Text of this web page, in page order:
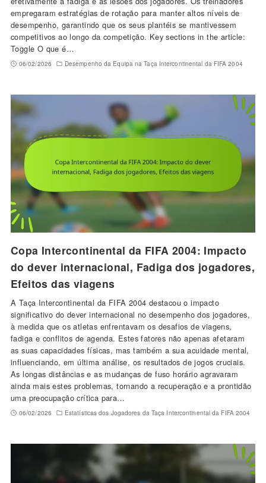
empregaram estratégias de rotação para manter altos níveis de
desempenho, garantindo que os seus plantéis se mantivessem
competitivos ao longo da competição. Key sections in the article:
Toggle O que é…
06/02/2026 Desempenho da Equipa na Taça Intercontinental da FIFA 2004
Copa Intercontinental da FIFA 2004: Impacto
do dever internacional, Fadiga dos jogadores,
Efeitos das viagens
A Taça Intercontinental da FIFA 2004 destacou o impacto
significativo do dever internacional no desempenho dos jogadores,
à medida que os atletas enfrentavam os desafios de viagens,
fadiga e conflitos de agenda. Estes fatores não apenas afetaram
as suas capacidades físicas, mas também a sua acuidade mental,
influenciando, em última análise, os resultados de jogos cruciais.
As longas distâncias e as mudanças de fuso horário agravaram
ainda mais estes problemas, tornando a recuperação e a prontidão
uma preocupação crítica para…
06/02/2026 Estatísticas dos Jogadores da Taça Intercontinental da FIFA 2004